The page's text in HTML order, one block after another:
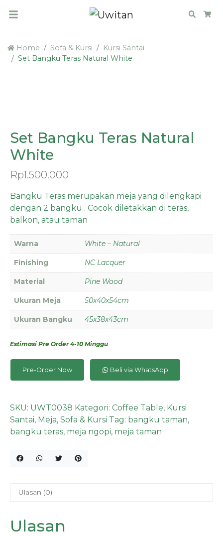
Search
Home Sofa & Kursi
Kursi Santai
Set Bangku Teras Natural White
Set Bangku Teras Natural
White
Rp1.500.000
Bangku Teras merupakan meja yang dilengkapi
dengan 2 bangku . Cocok diletakkan di teras,
balkon, atau taman
Warna White – Natural
Finishing NC Lacquer
Material Pine Wood
Ukuran Meja 50x40x54cm
Ukuran Bangku 45x38x43cm
Estimasi Pre Order 4-10 Minggu
Pre-Order Now Beli via WhatsApp
SKU: UWT0038 Kategori: Coffee Table, Kursi
Santai, Meja, Sofa & Kursi Tag: bangku taman,
bangku teras, meja ngopi, meja taman
Ulasan (0)
Ulasan